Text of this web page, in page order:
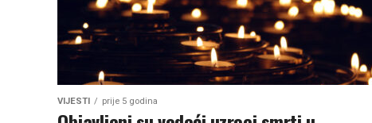
VIJESTI prije 5 godina